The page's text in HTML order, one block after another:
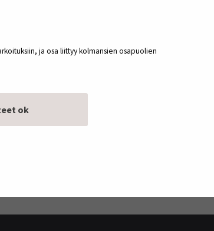
ja osa liittyy kolmansien osapuolien
ok